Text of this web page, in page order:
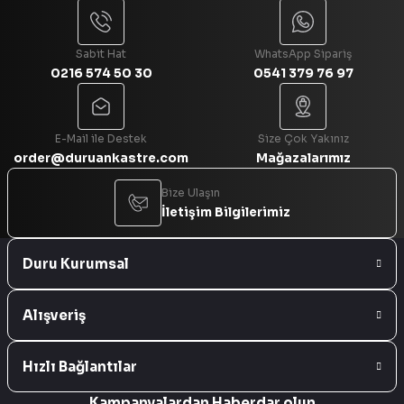
Sabit Hat
0216 574 50 30
WhatsApp Sipariş
0541 379 76 97
E-Mail ile Destek
order@duruankastre.com
Size Çok Yakınız
Mağazalarımız
Bize Ulaşın
İletişim Bilgilerimiz
Duru Kurumsal
Alışveriş
Hızlı Bağlantılar